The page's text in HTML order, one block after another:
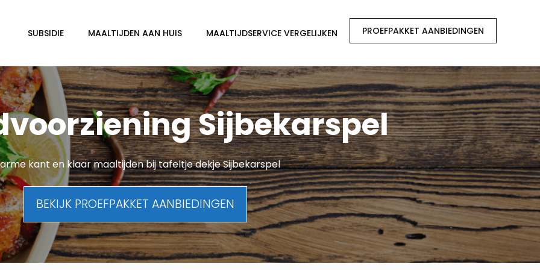
SUBSIDIE MAALTIJDEN AAN HUIS MAALTIJDSERVICE VERGELIJKEN PROEFPAKKET AANBIEDINGEN
Sijbekarspel
kant en klaar maaltijden bij tafeltje dekje Sijbekarspel
BEKIJK PROEFPAKKET AANBIEDINGEN